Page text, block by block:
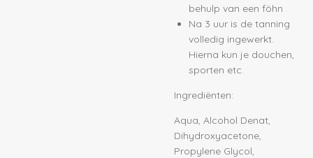
behulp van een föhn
Na 3 uur is de tanning
volledig ingewerkt.
Hierna kun je douchen,
sporten etc.
Ingrediënten:
Aqua, Alcohol Denat,
Dihydroxyacetone,
Propylene Glycol,